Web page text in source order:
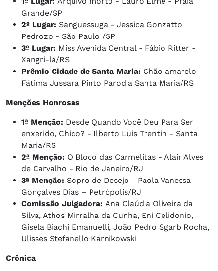
Grande/SP
2º Lugar: Sanguessuga - Jessica Gonzatto
Pedrozo - São Paulo /SP
3º Lugar: Miss Avenida Central - Fábio Ritter -
Xangri-lá/RS
Prêmio Cidade de Santa Maria: Chão amarelo -
Fátima Jussara Pinto Parodia Santa Maria/RS
Menções Honrosas
1ª Menção: Desde Quando Você Deu Para Ser
enxerido, Chico? - Ilberto Luis Trentin - Santa
Maria/RS
2ª Menção: O Bloco das Carmelitas - Alair Alves
de Carvalho - Rio de Janeiro/RJ
3ª Menção: Sopro de Desejo - Paola Vanessa
Gonçalves Dias – Petrópolis/RJ
Comissão Julgadora: Ana Claúdia Oliveira da
Silva, Athos Mirralha da Cunha, Eni Celidonio,
Gisela Biachi Emanuelli, João Pedro Sgarb Rocha,
Ulisses Stefanello Karnikowski
Crônica